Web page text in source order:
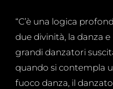
“C’è una logica
due divinità, la danza
grandi danzatori
quando si contempla
fuoco danza, il